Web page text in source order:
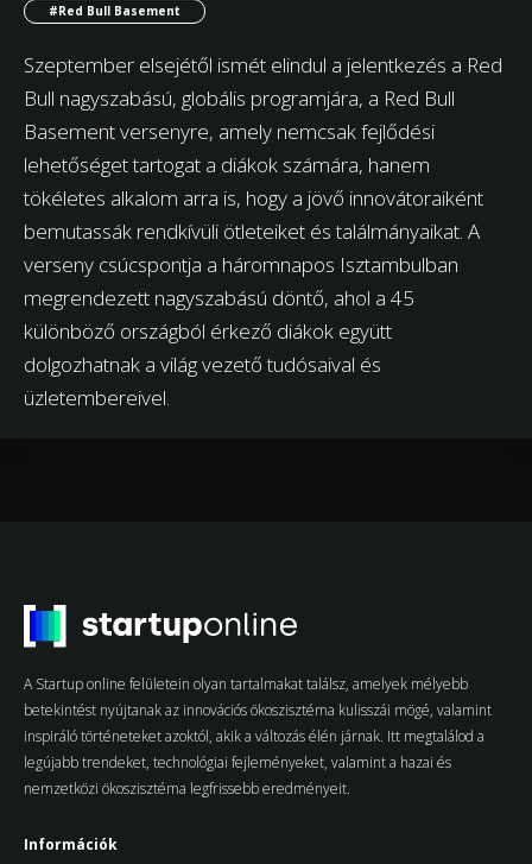
#Red Bull Basement
Szeptember elsejétől ismét elindul a jelentkezés a Red
Bull nagyszabású, globális programjára, a Red Bull
Basement versenyre, amely nemcsak fejlődési
lehetőséget tartogat a diákok számára, hanem
tökéletes alkalom arra is, hogy a jövő innovátoraiként
bemutassák rendkívüli ötleteiket és találmányaikat. A
verseny csúcspontja a háromnapos Isztambulban
megrendezett nagyszabású döntő, ahol a 45
különböző országból érkező diákok együtt
dolgozhatnak a világ vezető tudósaival és
üzletembereivel.
A Startup online felületein olyan tartalmakat találsz, amelyek mélyebb
betekintést nyújtanak az innovációs ökoszisztéma kulisszái mögé, valamint
inspiráló történeteket azoktól, akik a változás élén járnak. Itt megtalálod a
legújabb trendeket, technológiai fejleményeket, valamint a hazai és
nemzetközi ökoszisztéma legfrissebb eredményeit.
Információk